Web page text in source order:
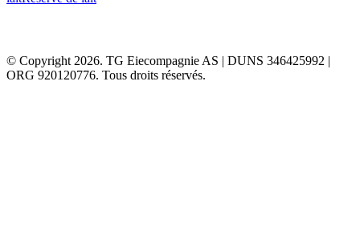
© Copyright 2026. TG Eiecompagnie AS | DUNS 346425992 |
ORG 920120776. Tous droits réservés.